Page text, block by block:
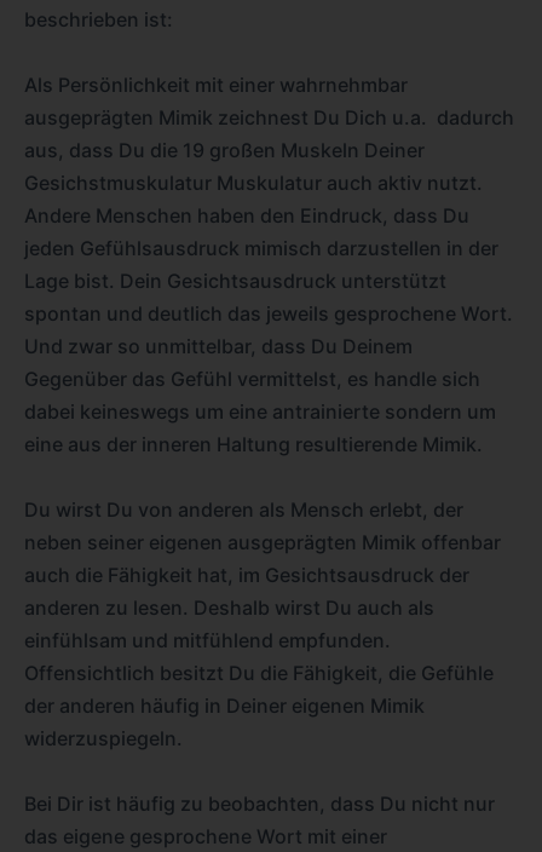
beschrieben ist:
Als Persönlichkeit mit einer wahrnehmbar
ausgeprägten Mimik zeichnest Du Dich u.a. dadurch
aus, dass Du die 19 großen Muskeln Deiner
Gesichstmuskulatur Muskulatur auch aktiv nutzt.
Andere Menschen haben den Eindruck, dass Du
jeden Gefühlsausdruck mimisch darzustellen in der
Lage bist. Dein Gesichtsausdruck unterstützt
spontan und deutlich das jeweils gesprochene Wort.
Und zwar so unmittelbar, dass Du Deinem
Gegenüber das Gefühl vermittelst, es handle sich
dabei keineswegs um eine antrainierte sondern um
eine aus der inneren Haltung resultierende Mimik.
Du wirst Du von anderen als Mensch erlebt, der
neben seiner eigenen ausgeprägten Mimik offenbar
auch die Fähigkeit hat, im Gesichtsausdruck der
anderen zu lesen. Deshalb wirst Du auch als
einfühlsam und mitfühlend empfunden.
Offensichtlich besitzt Du die Fähigkeit, die Gefühle
der anderen häufig in Deiner eigenen Mimik
widerzuspiegeln.
Bei Dir ist häufig zu beobachten, dass Du nicht nur
das eigene gesprochene Wort mit einer